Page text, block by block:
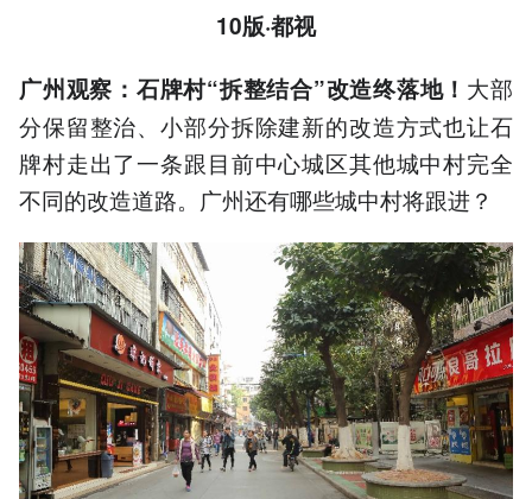
10版·都视
广州观察：石牌村“拆整结合”改造终落地！ 大部
分保留整治、小部分拆除建新的改造方式也让石
牌村走出了一条跟目前中心城区其他城中村完全
不同的改造道路。广州还有哪些城中村将跟进？